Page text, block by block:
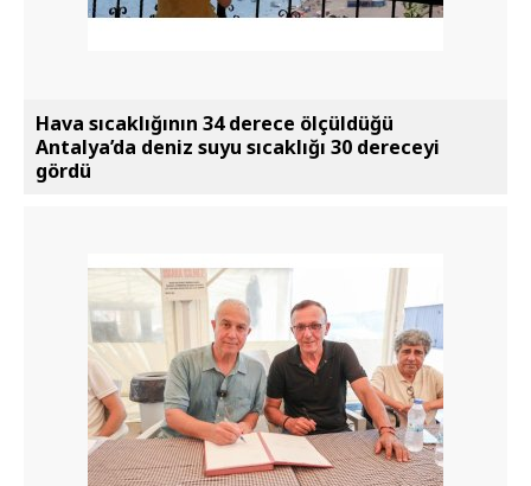
Hava sıcaklığının 34 derece ölçüldüğü
Antalya’da deniz suyu sıcaklığı 30 dereceyi
gördü